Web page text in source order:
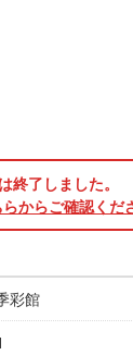
終了しました。
からご確認くだ
彩館